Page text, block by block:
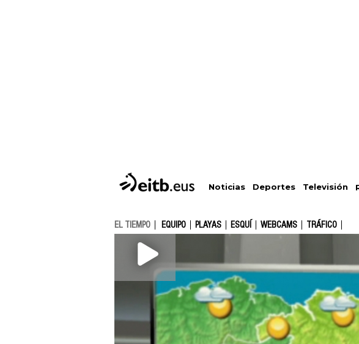
Noticias Deportes Televisión
EL TIEMPO EQUIPO PLAYAS ESQUÍ WEBCAMS TRÁFICO